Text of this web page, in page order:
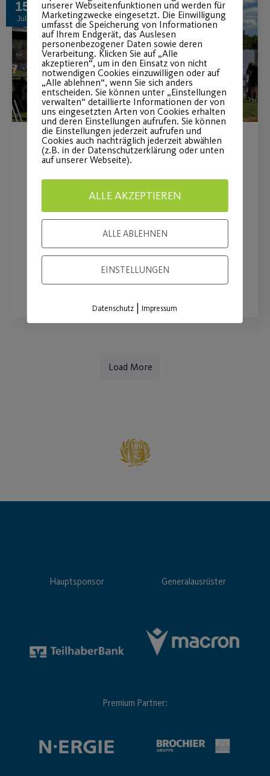
15
Juli
MAN Truck & Bus wird
Premiumpartner
insbesondere den Mädchen- und
Frauenfußball
Load More
Hauptsponsor Generalausrüster
Premium Partner:
unserer Webseitenfunktionen und werden für
Marketingzwecke eingesetzt. Die Einwilligung
umfasst die Speicherung von Informationen
auf Ihrem Endgerät, das Auslesen
personenbezogener Daten sowie deren
Verarbeitung. Klicken Sie auf „Alle
akzeptieren“, um in den Einsatz von nicht
notwendigen Cookies einzuwilligen oder auf
„Alle ablehnen“, wenn Sie sich anders
entscheiden. Sie können unter „Einstellungen
verwalten“ detaillierte Informationen der von
uns eingesetzten Arten von Cookies erhalten
und deren Einstellungen aufrufen. Sie können
die Einstellungen jederzeit aufrufen und
Cookies auch nachträglich jederzeit abwählen
(z.B. in der Datenschutzerklärung oder unten
auf unserer Webseite).
ALLE AKZEPTIEREN
ALLE ABLEHNEN
EINSTELLUNGEN
Datenschutz |Impressum